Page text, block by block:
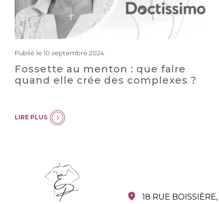
Publié le 10 septembre 2024
Fossette au menton : que faire
quand elle crée des complexes ?
LIRE PLUS
18 RUE BOISSIÈRE,